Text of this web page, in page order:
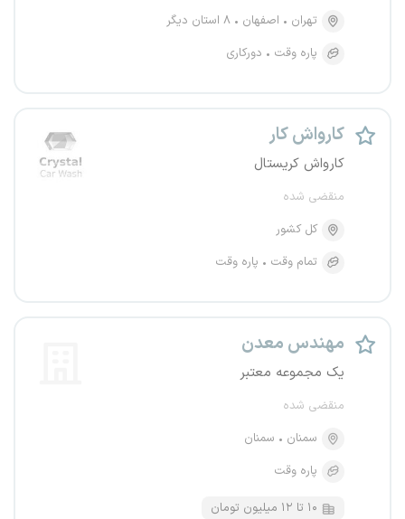
تهران
اصفهان
۸ استان دیگر
پاره وقت
دورکاری
کارواش کار
کارواش کریستال
منقضی شده
کل کشور
تمام وقت
پاره وقت
مهندس معدن
یک مجموعه معتبر
منقضی شده
سمنان
سمنان
پاره وقت
۱۰ تا ۱۲ میلیون تومان